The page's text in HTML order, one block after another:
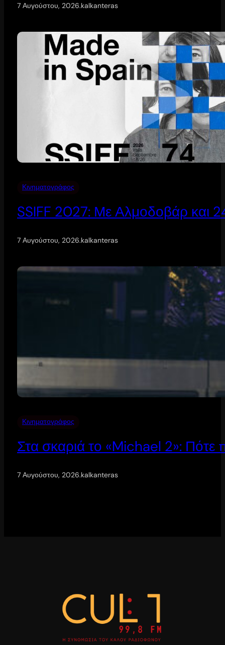
7 Αυγούστου, 2026.kalkanteras
Κινηματογράφος
SSIFF 2027: Με Αλμοδοβάρ και 24
7 Αυγούστου, 2026.kalkanteras
Κινηματογράφος
Στα σκαριά το «Michael 2»: Πότε
7 Αυγούστου, 2026.kalkanteras